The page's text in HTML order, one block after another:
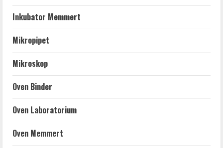
Inkubator Memmert
Mikropipet
Mikroskop
Oven Binder
Oven Laboratorium
Oven Memmert